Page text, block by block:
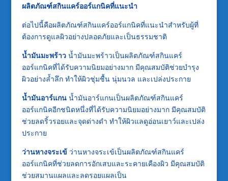
ผลิตภัณฑ์สกินแคร์ออร์แกนิคที่แนะนำ
ต่อไปนี้คือผลิตภัณฑ์สกินแคร์ออร์แกนิคที่แนะนำสำหรับผู้ที่
ต้องการดูแลผิวอย่างปลอดภัยและเป็นธรรมชาติ
น้ำมันมะพร้าวน้ำมันมะพร้าวเป็นผลิตภัณฑ์สกินแคร์
ออร์แกนิคที่ได้รับความนิยมอย่างมาก มีคุณสมบัติช่วยบำรุง
ผิวอย่างล้ำลึก ทำให้ผิวชุ่มชื้น นุ่มนวล และเปล่งประกาย
น้ำมันอาร์แกนน้ำมันอาร์แกนเป็นผลิตภัณฑ์สกินแคร์
ออร์แกนิคอีกชนิดหนึ่งที่ได้รับความนิยมอย่างมาก มีคุณสมบัติ
ช่วยลดริ้วรอยและจุดด่างดำ ทำให้ผิวแลดูอ่อนเยาว์และเปล่ง
ประกาย
ว่านหางจระเข้ว่านหางจระเข้เป็นผลิตภัณฑ์สกินแคร์
ออร์แกนิคที่ช่วยลดการอักเสบและระคายเคืองผิว มีคุณสมบัติ
ช่วยสมานแผลและลดรอยแผลเป็น